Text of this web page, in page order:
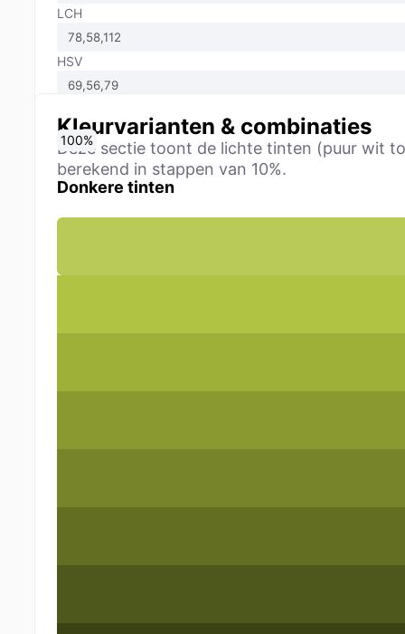
LCH
HSV
Kleurvarianten & combinaties
Deze sectie toont de lichte tinten (puur wit
berekend in stappen van 10%.
Donkere tinten
0%
10%
20%
30%
40%
50%
60%
70%
80%
90%
100%